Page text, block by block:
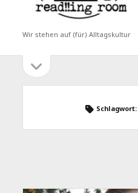
Wir stehen auf (für) Alltagskultur
Seitenleiste
öffnen
Schlagwort: